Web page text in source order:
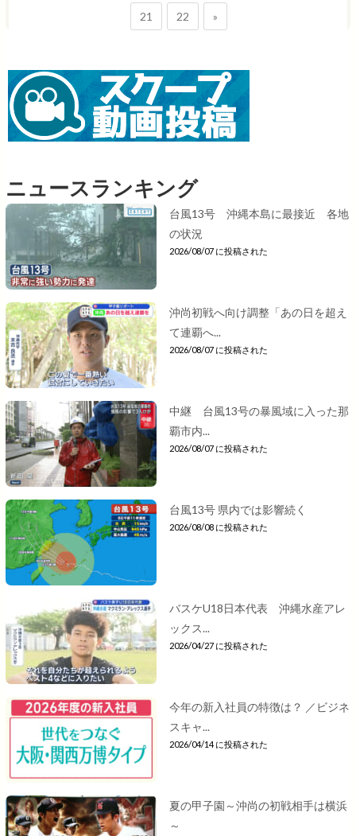
21 22 »
ニュースランキング
台風13号 沖縄本島に最接近 各地
の状況
2026/08/07 に投稿された
沖尚初戦へ向け調整「あの日を超え
て連覇へ...
2026/08/07 に投稿された
中継 台風13号の暴風域に入った那
覇市内...
2026/08/07 に投稿された
台風13号 県内では影響続く
2026/08/08 に投稿された
バスケU18日本代表 沖縄水産アレ
ックス...
2026/04/27 に投稿された
今年の新入社員の特徴は？ ／ビジネ
スキャ...
2026/04/14 に投稿された
夏の甲子園～沖尚の初戦相手は横浜
～